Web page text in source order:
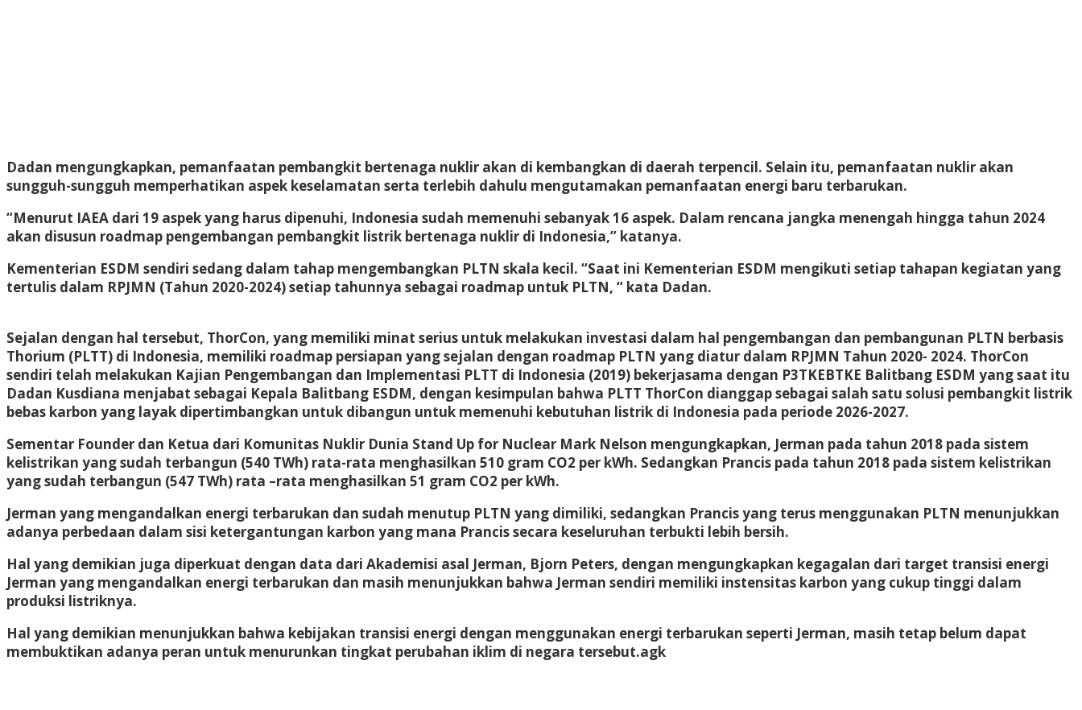
Dadan mengungkapkan, pemanfaatan pembangkit bertenaga nuklir akan di kembangkan di daerah terpencil. Selain itu, pemanfaatan nuklir akan
sungguh-sungguh memperhatikan aspek keselamatan serta terlebih dahulu mengutamakan pemanfaatan energi baru terbarukan.
“Menurut IAEA dari 19 aspek yang harus dipenuhi, Indonesia sudah memenuhi sebanyak 16 aspek. Dalam rencana jangka menengah hingga tahun 2024
akan disusun roadmap pengembangan pembangkit listrik bertenaga nuklir di Indonesia,” katanya.
Kementerian ESDM sendiri sedang dalam tahap mengembangkan PLTN skala kecil. “Saat ini Kementerian ESDM mengikuti setiap tahapan kegiatan yang
tertulis dalam RPJMN (Tahun 2020-2024) setiap tahunnya sebagai roadmap untuk PLTN, “ kata Dadan.
Sejalan dengan hal tersebut, ThorCon, yang memiliki minat serius untuk melakukan investasi dalam hal pengembangan dan pembangunan PLTN berbasis
Thorium (PLTT) di Indonesia, memiliki roadmap persiapan yang sejalan dengan roadmap PLTN yang diatur dalam RPJMN Tahun 2020- 2024. ThorCon
sendiri telah melakukan Kajian Pengembangan dan Implementasi PLTT di Indonesia (2019) bekerjasama dengan P3TKEBTKE Balitbang ESDM yang saat itu
Dadan Kusdiana menjabat sebagai Kepala Balitbang ESDM, dengan kesimpulan bahwa PLTT ThorCon dianggap sebagai salah satu solusi pembangkit listrik
bebas karbon yang layak dipertimbangkan untuk dibangun untuk memenuhi kebutuhan listrik di Indonesia pada periode 2026-2027.
Sementar Founder dan Ketua dari Komunitas Nuklir Dunia Stand Up for Nuclear Mark Nelson mengungkapkan, Jerman pada tahun 2018 pada sistem
kelistrikan yang sudah terbangun (540 TWh) rata-rata menghasilkan 510 gram CO2 per kWh. Sedangkan Prancis pada tahun 2018 pada sistem kelistrikan
yang sudah terbangun (547 TWh) rata –rata menghasilkan 51 gram CO2 per kWh.
Jerman yang mengandalkan energi terbarukan dan sudah menutup PLTN yang dimiliki, sedangkan Prancis yang terus menggunakan PLTN menunjukkan
adanya perbedaan dalam sisi ketergantungan karbon yang mana Prancis secara keseluruhan terbukti lebih bersih.
Hal yang demikian juga diperkuat dengan data dari Akademisi asal Jerman, Bjorn Peters, dengan mengungkapkan kegagalan dari target transisi energi
Jerman yang mengandalkan energi terbarukan dan masih menunjukkan bahwa Jerman sendiri memiliki instensitas karbon yang cukup tinggi dalam
produksi listriknya.
Hal yang demikian menunjukkan bahwa kebijakan transisi energi dengan menggunakan energi terbarukan seperti Jerman, masih tetap belum dapat
membuktikan adanya peran untuk menurunkan tingkat perubahan iklim di negara tersebut.agk